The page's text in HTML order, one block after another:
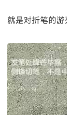
就是对折笔的游